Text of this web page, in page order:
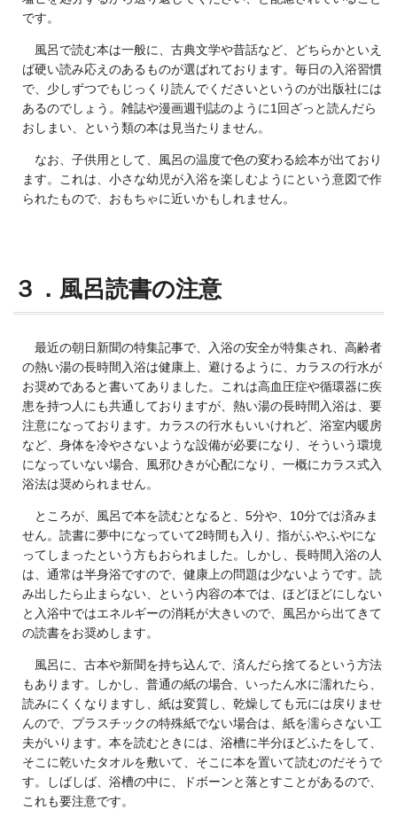
です。
風呂で読む本は一般に、古典文学や昔話など、どちらかといえ
ば硬い読み応えのあるものが選ばれております。毎日の入浴習慣
で、少しずつでもじっくり読んでくださいというのが出版社には
あるのでしょう。雑誌や漫画週刊誌のように1回ざっと読んだら
おしまい、という類の本は見当たりません。
なお、子供用として、風呂の温度で色の変わる絵本が出ており
ます。これは、小さな幼児が入浴を楽しむようにという意図で作
られたもので、おもちゃに近いかもしれません。
３．風呂読書の注意
最近の朝日新聞の特集記事で、入浴の安全が特集され、高齢者
の熱い湯の長時間入浴は健康上、避けるように、カラスの行水が
お奨めであると書いてありました。これは高血圧症や循環器に疾
患を持つ人にも共通しておりますが、熱い湯の長時間入浴は、要
注意になっております。カラスの行水もいいけれど、浴室内暖房
など、身体を冷やさないような設備が必要になり、そういう環境
になっていない場合、風邪ひきが心配になり、一概にカラス式入
浴法は奨められません。
ところが、風呂で本を読むとなると、5分や、10分では済みま
せん。読書に夢中になっていて2時間も入り、指がふやふやにな
ってしまったという方もおられました。しかし、長時間入浴の人
は、通常は半身浴ですので、健康上の問題は少ないようです。読
み出したら止まらない、という内容の本では、ほどほどにしない
と入浴中ではエネルギーの消耗が大きいので、風呂から出てきて
の読書をお奨めします。
風呂に、古本や新聞を持ち込んで、済んだら捨てるという方法
もあります。しかし、普通の紙の場合、いったん水に濡れたら、
読みにくくなりますし、紙は変質し、乾燥しても元には戻りませ
んので、プラスチックの特殊紙でない場合は、紙を濡らさない工
夫がいります。本を読むときには、浴槽に半分ほどふたをして、
そこに乾いたタオルを敷いて、そこに本を置いて読むのだそうで
す。しばしば、浴槽の中に、ドボーンと落とすことがあるので、
これも要注意です。